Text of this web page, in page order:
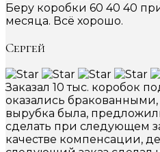
Беру коробки 60 40 40
месяца. Всё хорошо.
Сергей
Заказал 10 тыс. коробок
оказались бракованными,
вырубка была,
сделать при следующем
качестве компенсации,